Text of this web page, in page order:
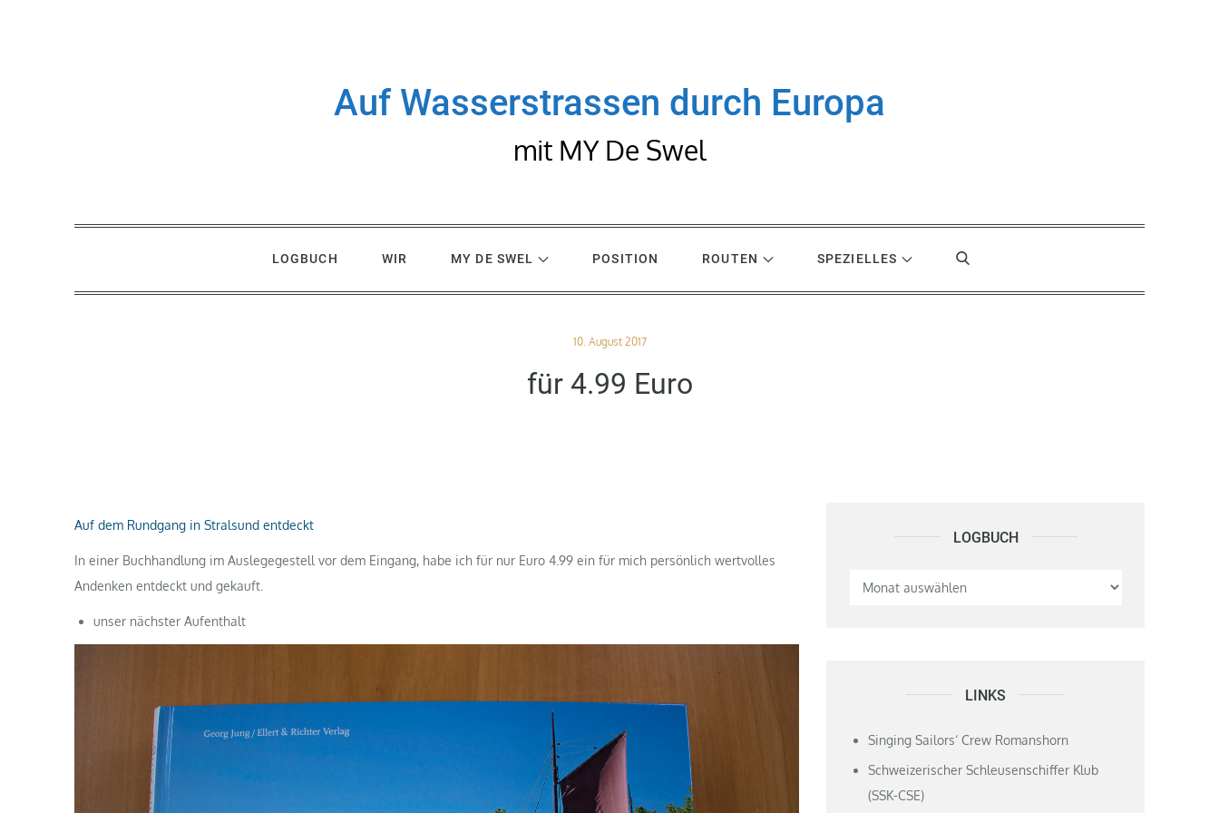
Auf Wasserstrassen durch Europa
mit MY De Swel
LOGBUCH WIR MY DE SWEL POSITION ROUTEN SPEZIELLES
Posted
10. August 2017
für 4.99 Euro
Auf dem Rundgang in Stralsund entdeckt
In einer Buchhandlung im Auslegegestell vor dem Eingang, habe ich für nur Euro 4.99 ein für mich persönlich wertvolles
Andenken entdeckt und gekauft.
unser nächster Aufenthalt
LOGBUCH Logbuch
LINKS
Singing Sailors‘ Crew Romanshorn
Schweizerischer Schleusenschiffer Klub
(SSK-CSE)